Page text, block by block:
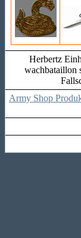
Herbertz
wachbataillon
Army Shop